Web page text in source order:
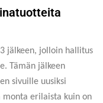
jälkeen, jolloin hallitus
Tämän jälkeen
sivuille uusiksi
erilaista kuin on